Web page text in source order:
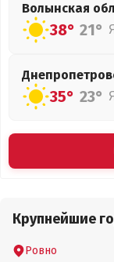
Волынская
38° 21°
35° 23°
Крупнейшие
Ровно